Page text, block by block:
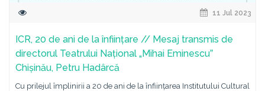
11 Jul 2023
ICR, 20 de ani de la înființare // Mesaj transmis de
directorul Teatrului Național „Mihai Eminescuˮ
Chișinău, Petru Hadârcă
Cu prilejul împlinirii a 20 de ani de la înființarea Institutului Cultural